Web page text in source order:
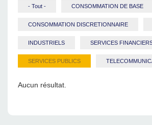
- Tout - CONSOMMATION DE BASE
CONSOMMATION DISCRETIONNAIRE
INDUSTRIELS SERVICES
SERVICES PUBLICS
Aucun résultat.